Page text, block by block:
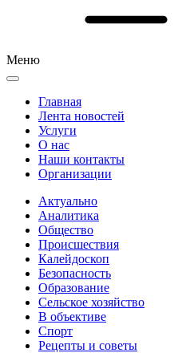
Меню
Главная
Лента новостей
Услуги
О нас
Наши контакты
Организации
Актуально
Аналитика
Общество
Происшествия
Калейдоскоп
Безопасность
Образование
Сельское хозяйство
В объективе
Спорт
Рецепты и советы